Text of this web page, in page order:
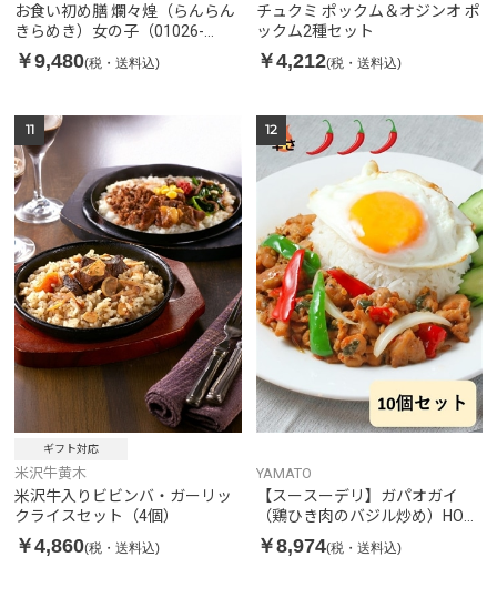
お食い初め膳 爛々煌（らんらん
きらめき）女の子（01026-
001）
￥9,480(税・送料込)
チュクミ ポックム＆オジンオ ポ
ックム2種セット
￥4,212(税・送料込)
11
ギフト対応
米沢牛黄木
米沢牛入りビビンバ・ガーリッ
クライスセット（4個）
￥4,860(税・送料込)
12
YAMATO
【スースーデリ】ガパオガイ
（鶏ひき肉のバジル炒め）HOT
SPICY 10個セット
￥8,974(税・送料込)